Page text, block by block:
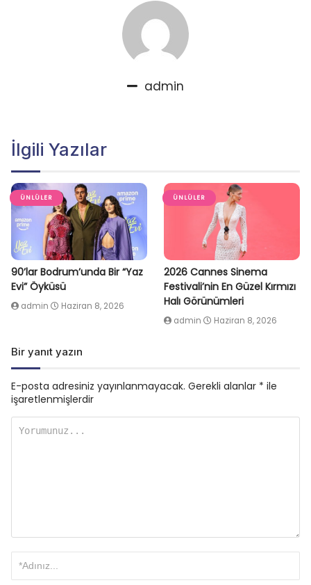
admin
İlgili Yazılar
ÜNLÜLER
90’lar Bodrum’unda Bir “Yaz
Evi” Öyküsü
admin Haziran 8, 2026
ÜNLÜLER
2026 Cannes Sinema
Festivali’nin En Güzel Kırmızı
Halı Görünümleri
admin Haziran 8, 2026
Bir yanıt yazın
E-posta adresiniz yayınlanmayacak. Gerekli alanlar * ile
işaretlenmişlerdir